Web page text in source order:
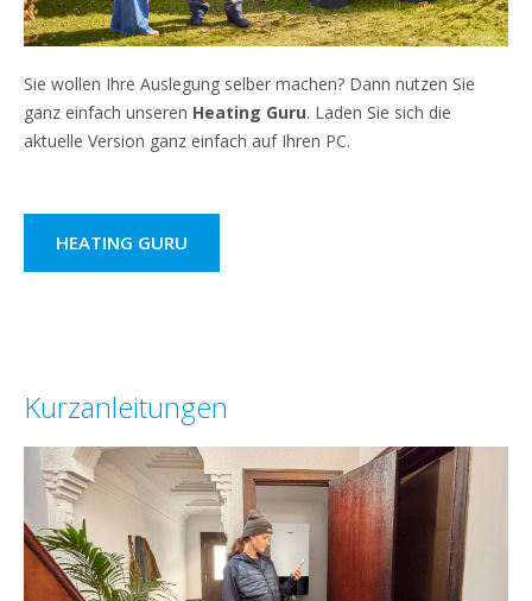
Sie wollen Ihre Auslegung selber machen? Dann nutzen Sie
ganz einfach unseren Heating Guru. Laden Sie sich die
aktuelle Version ganz einfach auf Ihren PC.
HEATING GURU
Kurzanleitungen